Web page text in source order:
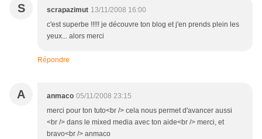
S scrapazimut 13/11/2008 16:00
c'est superbe !!!!! je découvre ton blog et j'en prends plein les
yeux... alors merci
Répondre
A anmaco 05/11/2008 23:15
merci pour ton tuto<br /> cela nous permet d'avancer aussi
<br /> dans le mixed media avec ton aide<br /> merci, et
bravo<br /> anmaco